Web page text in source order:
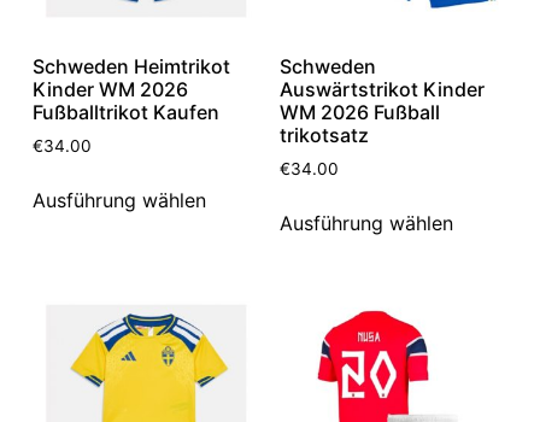
Schweden Heimtrikot
Kinder WM 2026
Fußballtrikot Kaufen
€34.00
Ausführung wählen
Schweden
Auswärtstrikot Kinder
WM 2026 Fußball
trikotsatz
€34.00
Ausführung wählen